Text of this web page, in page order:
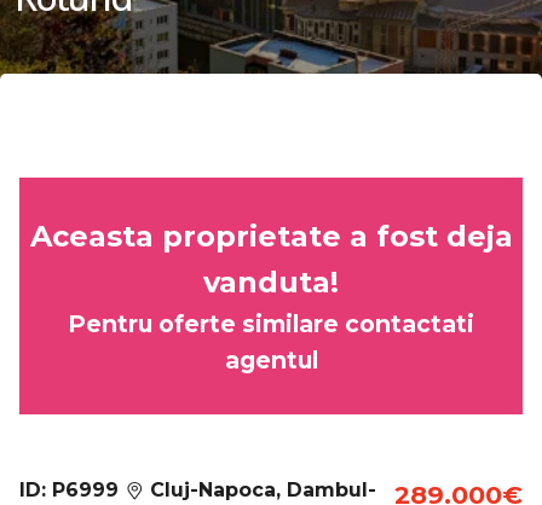
Aceasta proprietate a fost deja
vanduta!
Pentru oferte similare contactati
agentul
ID: P6999
Cluj-Napoca, Dambul-
289.000€